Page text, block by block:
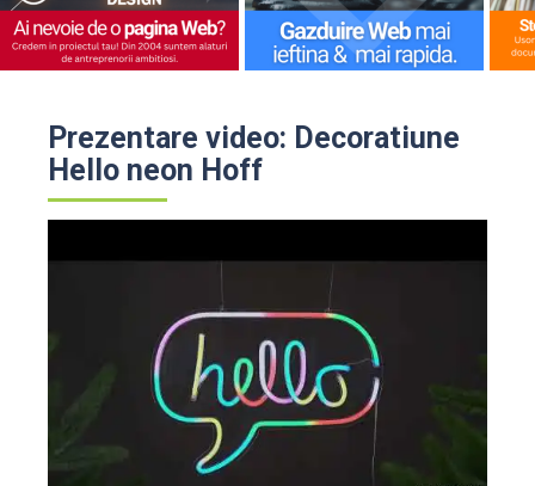
Prezentare video: Decoratiune
Hello neon Hoff